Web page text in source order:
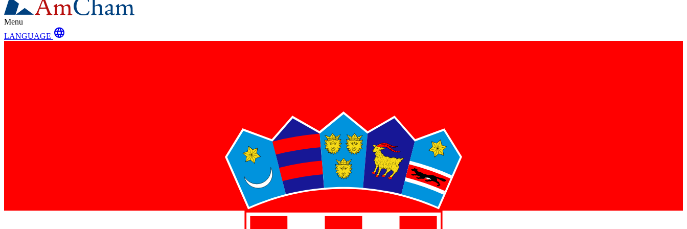
Menu
LANGUAGE language